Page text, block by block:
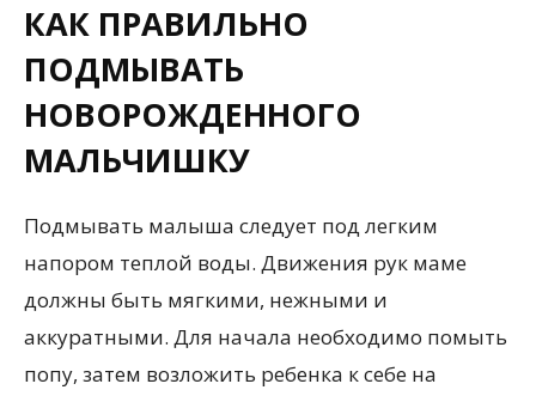
КАК ПРАВИЛЬНО
ПОДМЫВАТЬ
НОВОРОЖДЕННОГО
МАЛЬЧИШКУ
Подмывать малыша следует под легким
напором теплой воды. Движения рук маме
должны быть мягкими, нежными и
аккуратными. Для начала необходимо помыть
попу, затем возложить ребенка к себе на